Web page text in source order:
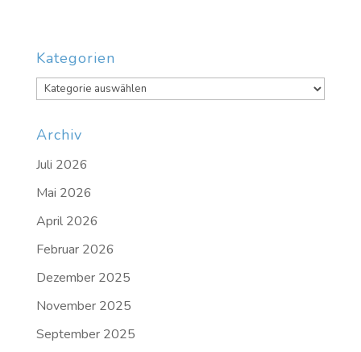
Kategorien
Kategorien
Archiv
Juli 2026
Mai 2026
April 2026
Februar 2026
Dezember 2025
November 2025
September 2025